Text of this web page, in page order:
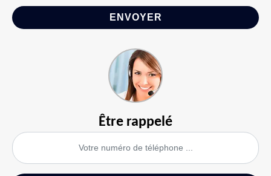
Être rappelé